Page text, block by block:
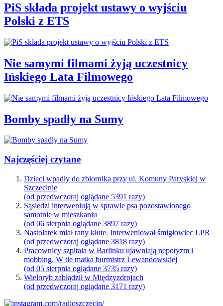
PiS składa projekt ustawy o wyjściu
Polski z ETS
Nie samymi filmami żyją uczestnicy
Ińskiego Lata Filmowego
Bomby spadły na Sumy
Najczęściej czytane
Dzieci wpadły do zbiornika przy ul. Komuny Paryskiej w
Szczecinie
(od przedwczoraj oglądane 5391 razy)
Sąsiedzi interweniują w sprawie psa pozostawionego
samotnie w mieszkaniu
(od 06 sierpnia oglądane 3897 razy)
Nastolatek miał rany kłute. Interweniował śmigłowiec LPR
(od przedwczoraj oglądane 3818 razy)
Pracownicy szpitala w Barlinku ujawniają nepotyzm i
mobbing. W tle matka burmistrz Lewandowskiej
(od 05 sierpnia oglądane 3735 razy)
Wieloryb zabłądził w Międzyzdrojach
(od przedwczoraj oglądane 3171 razy)